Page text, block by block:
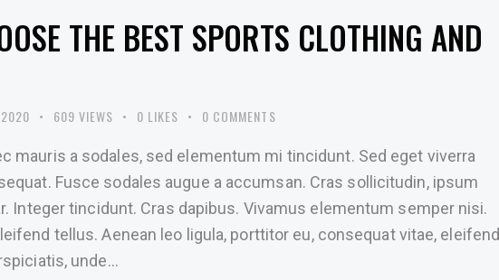
THE BEST SPORTS CLOTHING AND
609 VIEWS 0 LIKES 0 COMMENTS
mauris a sodales, sed elementum mi tincidunt. Sed eget viverra
Fusce sodales augue a accumsan. Cras sollicitudin, ipsum
Integer tincidunt. Cras dapibus. Vivamus elementum semper nisi.
tellus. Aenean leo ligula, porttitor eu, consequat vitae, eleifend
unde…